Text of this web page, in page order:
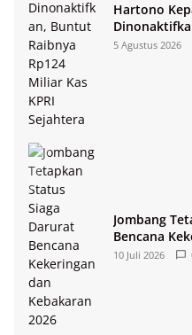
Hartono
Miliar Kas
5 Agustus 2026
Jombang
Bencana
10 Juli 2026